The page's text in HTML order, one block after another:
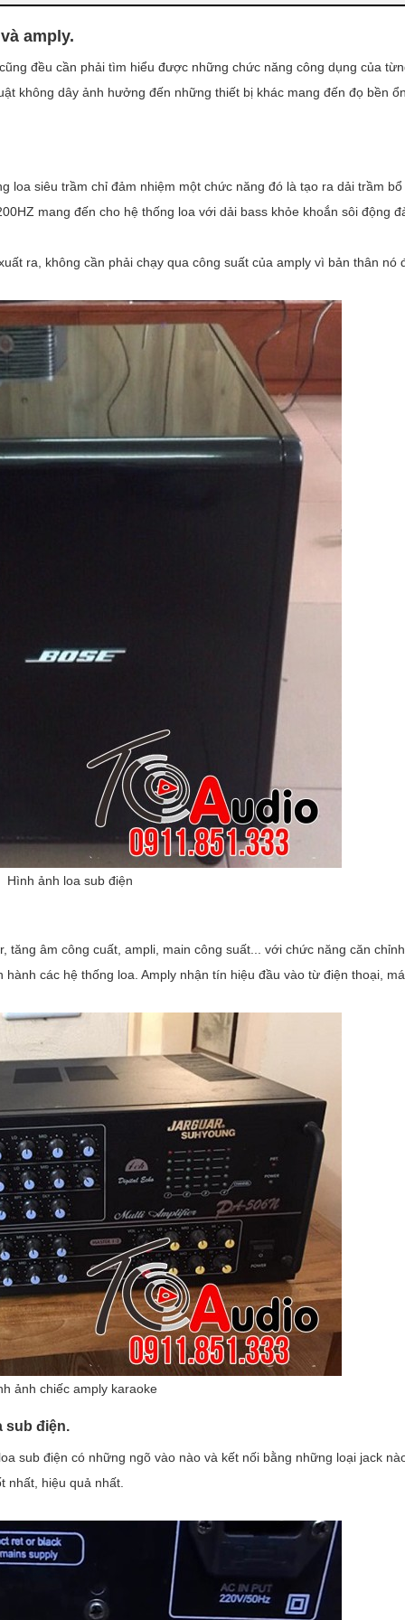
amply.
đều cần phải tìm hiểu được những chức năng công dụng của
không dây ảnh hưởng đến những thiết bị khác mang đến đọ bền
loa siêu trầm chỉ đảm nhiệm một chức năng đó là tạo ra dải trầm
mang đến cho hệ thống loa với dải bass khỏe khoắn sôi động
ra, không cần phải chạy qua công suất của amply vì bản thân nó
Hình ảnh loa sub điện
tăng âm công cuất, ampli, main công suất... với chức năng căn
các hệ thống loa. Amply nhận tín hiệu đầu vào từ điện thoại,
ảnh chiếc amply karaoke
sub điện.
sub điện có những ngõ vào nào và kết nối bằng những loại jack
nhất, hiệu quả nhất.